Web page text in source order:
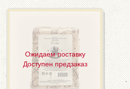
Ожидаем поставку
Доступен предзаказ